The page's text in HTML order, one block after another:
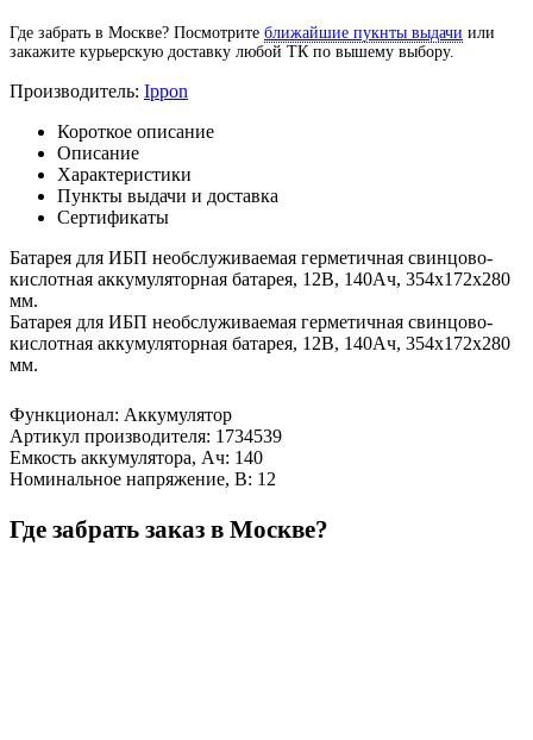
Где забрать в Москве? Посмотрите ближайшие пукнты выдачи или
закажите курьерскую доставку любой ТК по вышему выбору.
Производитель: Ippon
Короткое описание
Описание
Характеристики
Пункты выдачи и доставка
Сертификаты
Батарея для ИБП необслуживаемая герметичная свинцово-
кислотная аккумуляторная батарея, 12В, 140Ач, 354x172x280
мм.
Батарея для ИБП необслуживаемая герметичная свинцово-
кислотная аккумуляторная батарея, 12В, 140Ач, 354x172x280
мм.
Функционал: Аккумулятор
Артикул производителя: 1734539
Емкость аккумулятора, Ач: 140
Номинальное напряжение, В: 12
Где забрать заказ в Москве?